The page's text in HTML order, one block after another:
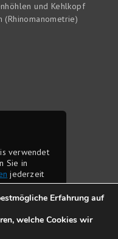
und Kehlkopf
(Rhinomanometrie)
Erfahrung auf
welche Cookies wir
ver­wendet
Sie in
jederzeit